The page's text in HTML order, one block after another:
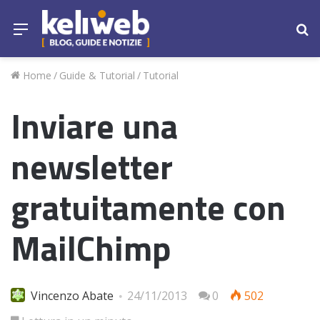
Menu
Home / Guide & Tutorial / Tutorial
Inviare una
newsletter
gratuitamente con
MailChimp
Vincenzo Abate 24/11/2013 0
502